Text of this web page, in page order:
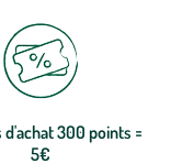
d'achat 300 points =
5€